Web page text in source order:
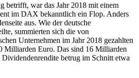
betrifft, war das Jahr 2018 mit einem
im DAX bekanntlich ein Flop. Anders
aus. Wie der deutsche
summierten sich die von
Unternehmen im Jahr 2018 gezahlten
Milliarden Euro. Das sind 16 Milliarden
betrug im Schnitt etwa